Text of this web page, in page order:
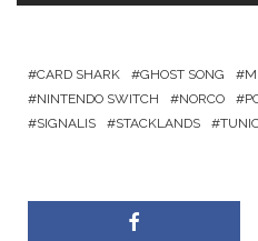
CARD SHARK GHOST SONG
NINTENDO SWITCH
NORCO
SIGNALIS
STACKLANDS